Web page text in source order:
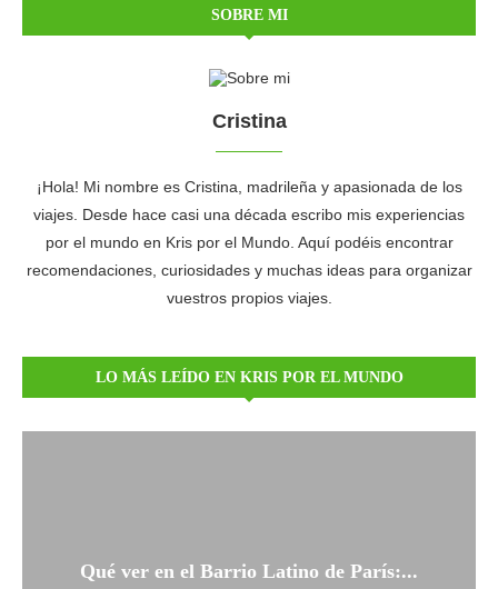
SOBRE MI
Cristina
¡Hola! Mi nombre es Cristina, madrileña y apasionada de los
viajes. Desde hace casi una década escribo mis experiencias
por el mundo en Kris por el Mundo. Aquí podéis encontrar
recomendaciones, curiosidades y muchas ideas para organizar
vuestros propios viajes.
LO MÁS LEÍDO EN KRIS POR EL MUNDO
Qué ver en el Barrio Latino de París:...